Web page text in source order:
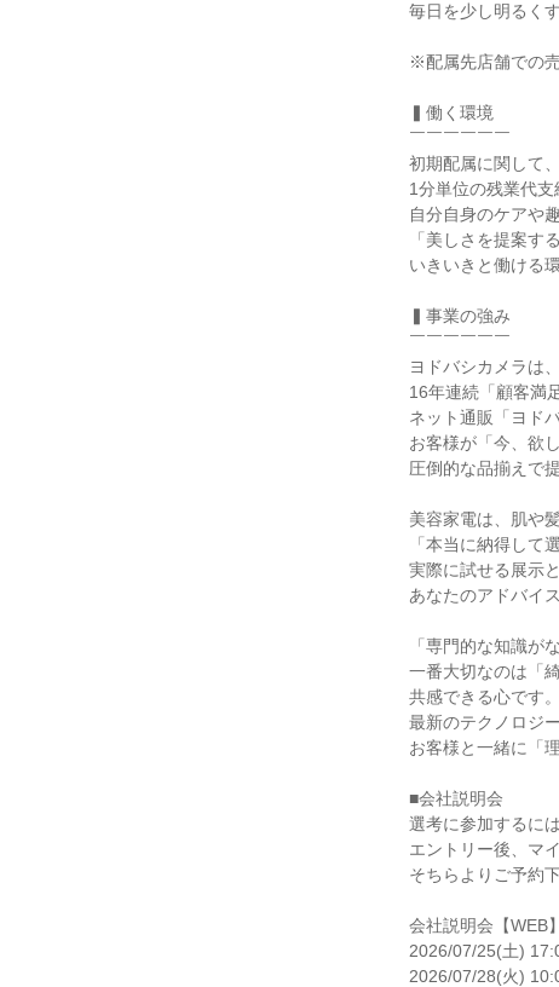
毎日を少し明るく
※配属先店舗での
▍働く環境
￣￣￣￣￣￣
初期配属に関して
1分単位の残業代
自分自身のケアや
「美しさを提案す
いきいきと働ける
▍事業の強み
￣￣￣￣￣￣
ヨドバシカメラは
16年連続「顧客満
ネット通販「ヨド
お客様が「今、欲
圧倒的な品揃えで
美容家電は、肌や
「本当に納得して
実際に試せる展示
あなたのアドバイ
「専門的な知識が
一番大切なのは「
共感できる心です。
最新のテクノロジ
お客様と一緒に「
■会社説明会
選考に参加するに
エントリー後、マ
そちらよりご予約下
会社説明会【WEB
2026/07/25(土)
2026/07/28(火)